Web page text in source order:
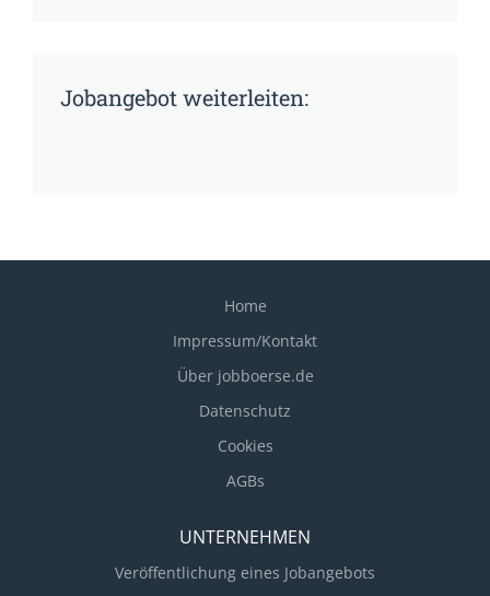
Jobangebot weiterleiten:
Home
Impressum/Kontakt
Über jobboerse.de
Datenschutz
Cookies
AGBs
UNTERNEHMEN
Veröffentlichung eines Jobangebots